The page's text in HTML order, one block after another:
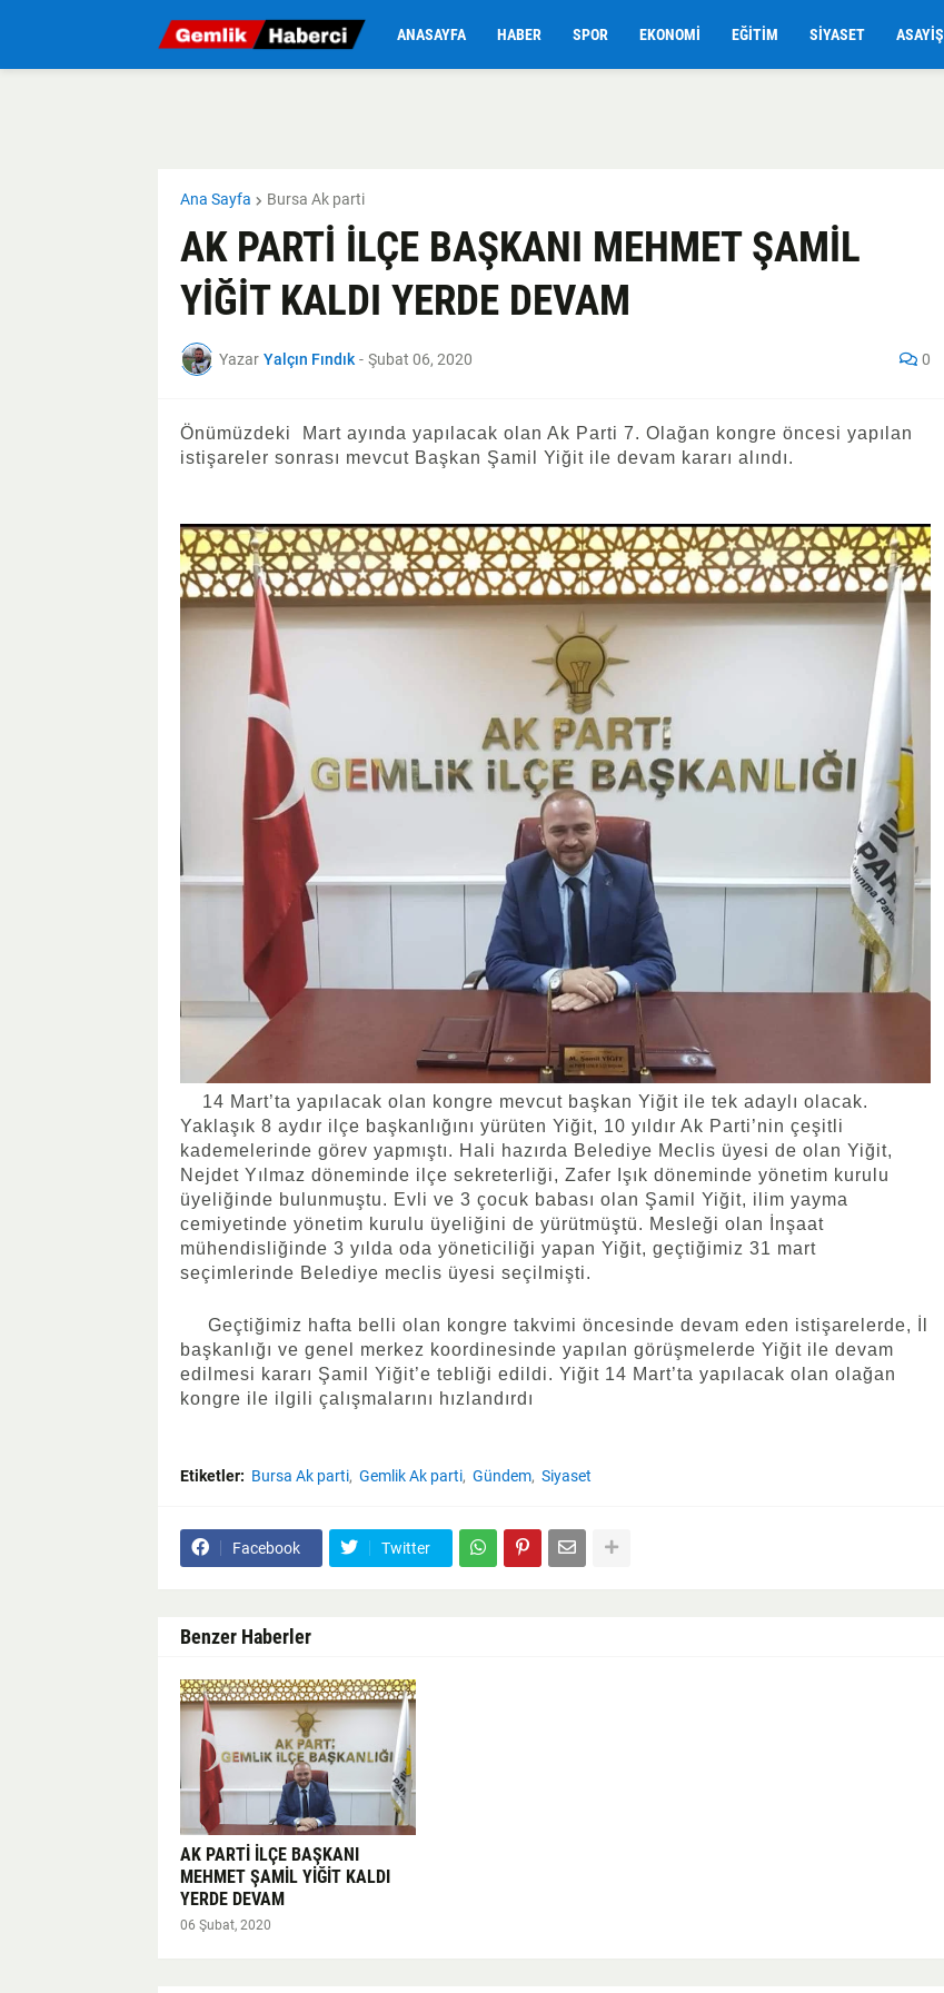
ANASAYFA HABER SPOR EKONOMI EĞITIM SIYASET ASAYIŞ
Ana Sayfa Bursa Ak parti
AK PARTİ İLÇE BAŞKANI MEHMET ŞAMİL
YİĞİT KALDI YERDE DEVAM
Yazar Yalçın Fındık - Şubat 06, 2020 0
Önümüzdeki Mart ayında yapılacak olan Ak Parti 7. Olağan kongre öncesi yapılan
istişareler sonrası mevcut Başkan Şamil Yiğit ile devam kararı alındı.
14 Mart’ta yapılacak olan kongre mevcut başkan Yiğit ile tek adaylı olacak.
Yaklaşık 8 aydır ilçe başkanlığını yürüten Yiğit, 10 yıldır Ak Parti’nin çeşitli
kademelerinde görev yapmıştı. Hali hazırda Belediye Meclis üyesi de olan Yiğit,
Nejdet Yılmaz döneminde ilçe sekreterliği, Zafer Işık döneminde yönetim kurulu
üyeliğinde bulunmuştu. Evli ve 3 çocuk babası olan Şamil Yiğit, ilim yayma
cemiyetinde yönetim kurulu üyeliğini de yürütmüştü. Mesleği olan İnşaat
mühendisliğinde 3 yılda oda yöneticiliği yapan Yiğit, geçtiğimiz 31 mart
seçimlerinde Belediye meclis üyesi seçilmişti.
Geçtiğimiz hafta belli olan kongre takvimi öncesinde devam eden istişarelerde, İl
başkanlığı ve genel merkez koordinesinde yapılan görüşmelerde Yiğit ile devam
edilmesi kararı Şamil Yiğit’e tebliği edildi. Yiğit 14 Mart’ta yapılacak olan olağan
kongre ile ilgili çalışmalarını hızlandırdı
Etiketler: Bursa Ak parti Gemlik Ak parti Gündem Siyaset
Facebook Twitter
Benzer Haberler
AK PARTİ İLÇE BAŞKANI
MEHMET ŞAMİL YİĞİT KALDI
YERDE DEVAM
06 Şubat, 2020